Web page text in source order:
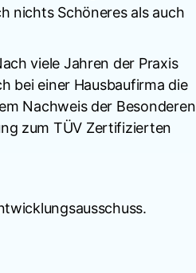
nichts Schöneres als auch
viele Jahren der Praxis
bei einer Hausbaufirma die
Nachweis der Besonderen
zum TÜV Zertifizierten